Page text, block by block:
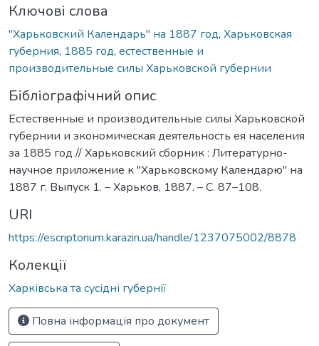
Ключові слова
"Харьковский Календарь" на 1887 год, Харьковская
губерния, 1885 год, естественные и
производительные силы Харьковской губернии
Бібліографічний опис
Естественные и производительные силы Харьковской
губернии и экономическая деятельность ея населения
за 1885 год // Харьковский сборник : Литературно-
научное приложение к "Харьковскому Календарю" на
1887 г. Выпуск 1. – Харьков, 1887. – С. 87–108.
URI
https://escriptorium.karazin.ua/handle/1237075002/8878
Колекції
Харківська та сусідні губернії
Повна інформація про документ